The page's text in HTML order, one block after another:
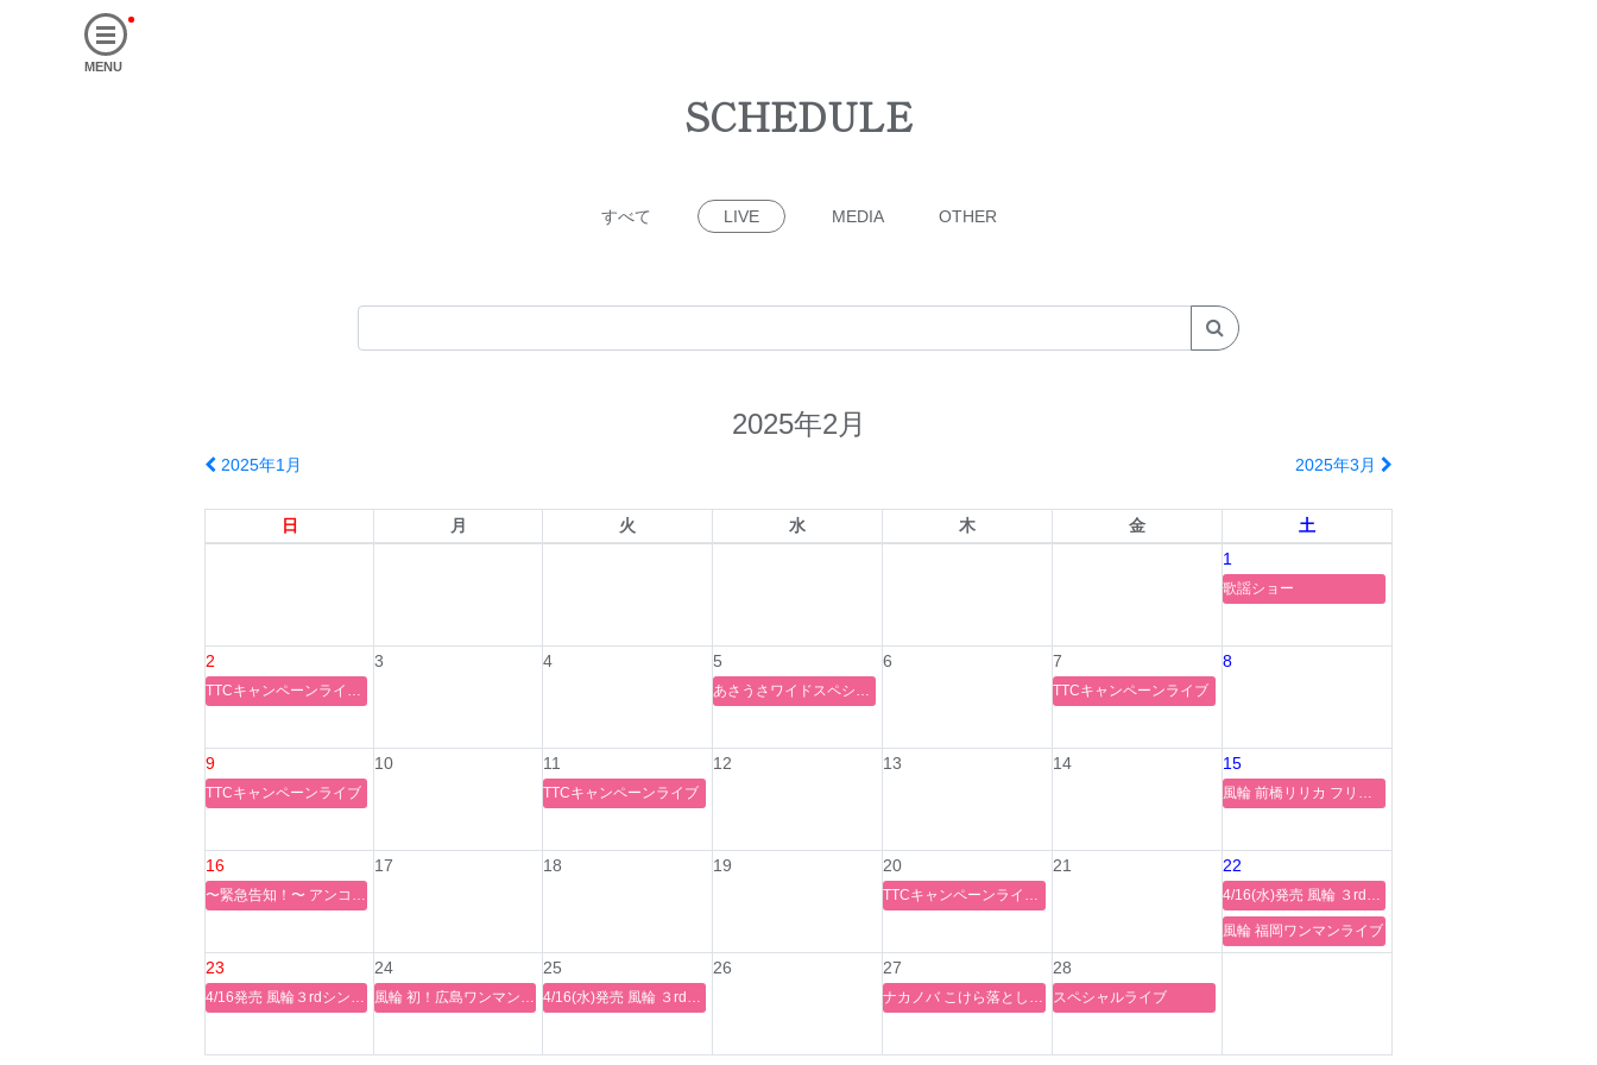
MENU
SCHEDULE
すべて LIVE MEDIA OTHER
2025年2月
2025年1月 2025年3月
日 月 火 水 木 金
土
1
歌謡ショー
2
TTCキャンペーンライブ2025＆楽園堂
3 4 5
あさうさワイドスペシャルコンサートvol.16
6 7
TTCキャンペーンライブ
8
9
TTCキャンペーンライブ
10 11
TTCキャンペーンライブ
12 13 14 15
風輪 前橋リリカ フリーコンサートin前橋リリカ〜風の紡ぎ〜
16
〜緊急告知！〜 アンコール公演決定！
17 18 19 20
TTCキャンペーンライブ2025
21 22
4/16(水)発売 風輪 ３rdシングル『天使と悪魔の愛し方』予約イベント開催のご案内！@ タワーレコード福岡パルコ店
風輪 福岡ワンマンライブ
23
4/16発売 風輪３rdシングル『天使と悪魔の愛し方』予約イベント開催のご案内！@ 広島駅南口地下広場“エールエール”
24
風輪 初！広島ワンマンライブ
25
4/16(水)発売 風輪 ３rdシングル『天使と悪魔の愛し方』 発売記念 歌唱キャンペーン決定！@ ヨドバシカメラ マルチメディア梅田 1F阪急側特設ステージ
26 27
ナカノバ こけら落とし公演 NaKaNo歌謡祭
28
スペシャルライブ